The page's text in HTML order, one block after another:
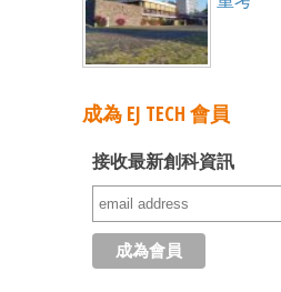
成為 EJ TECH 會員
接收最新創科資訊